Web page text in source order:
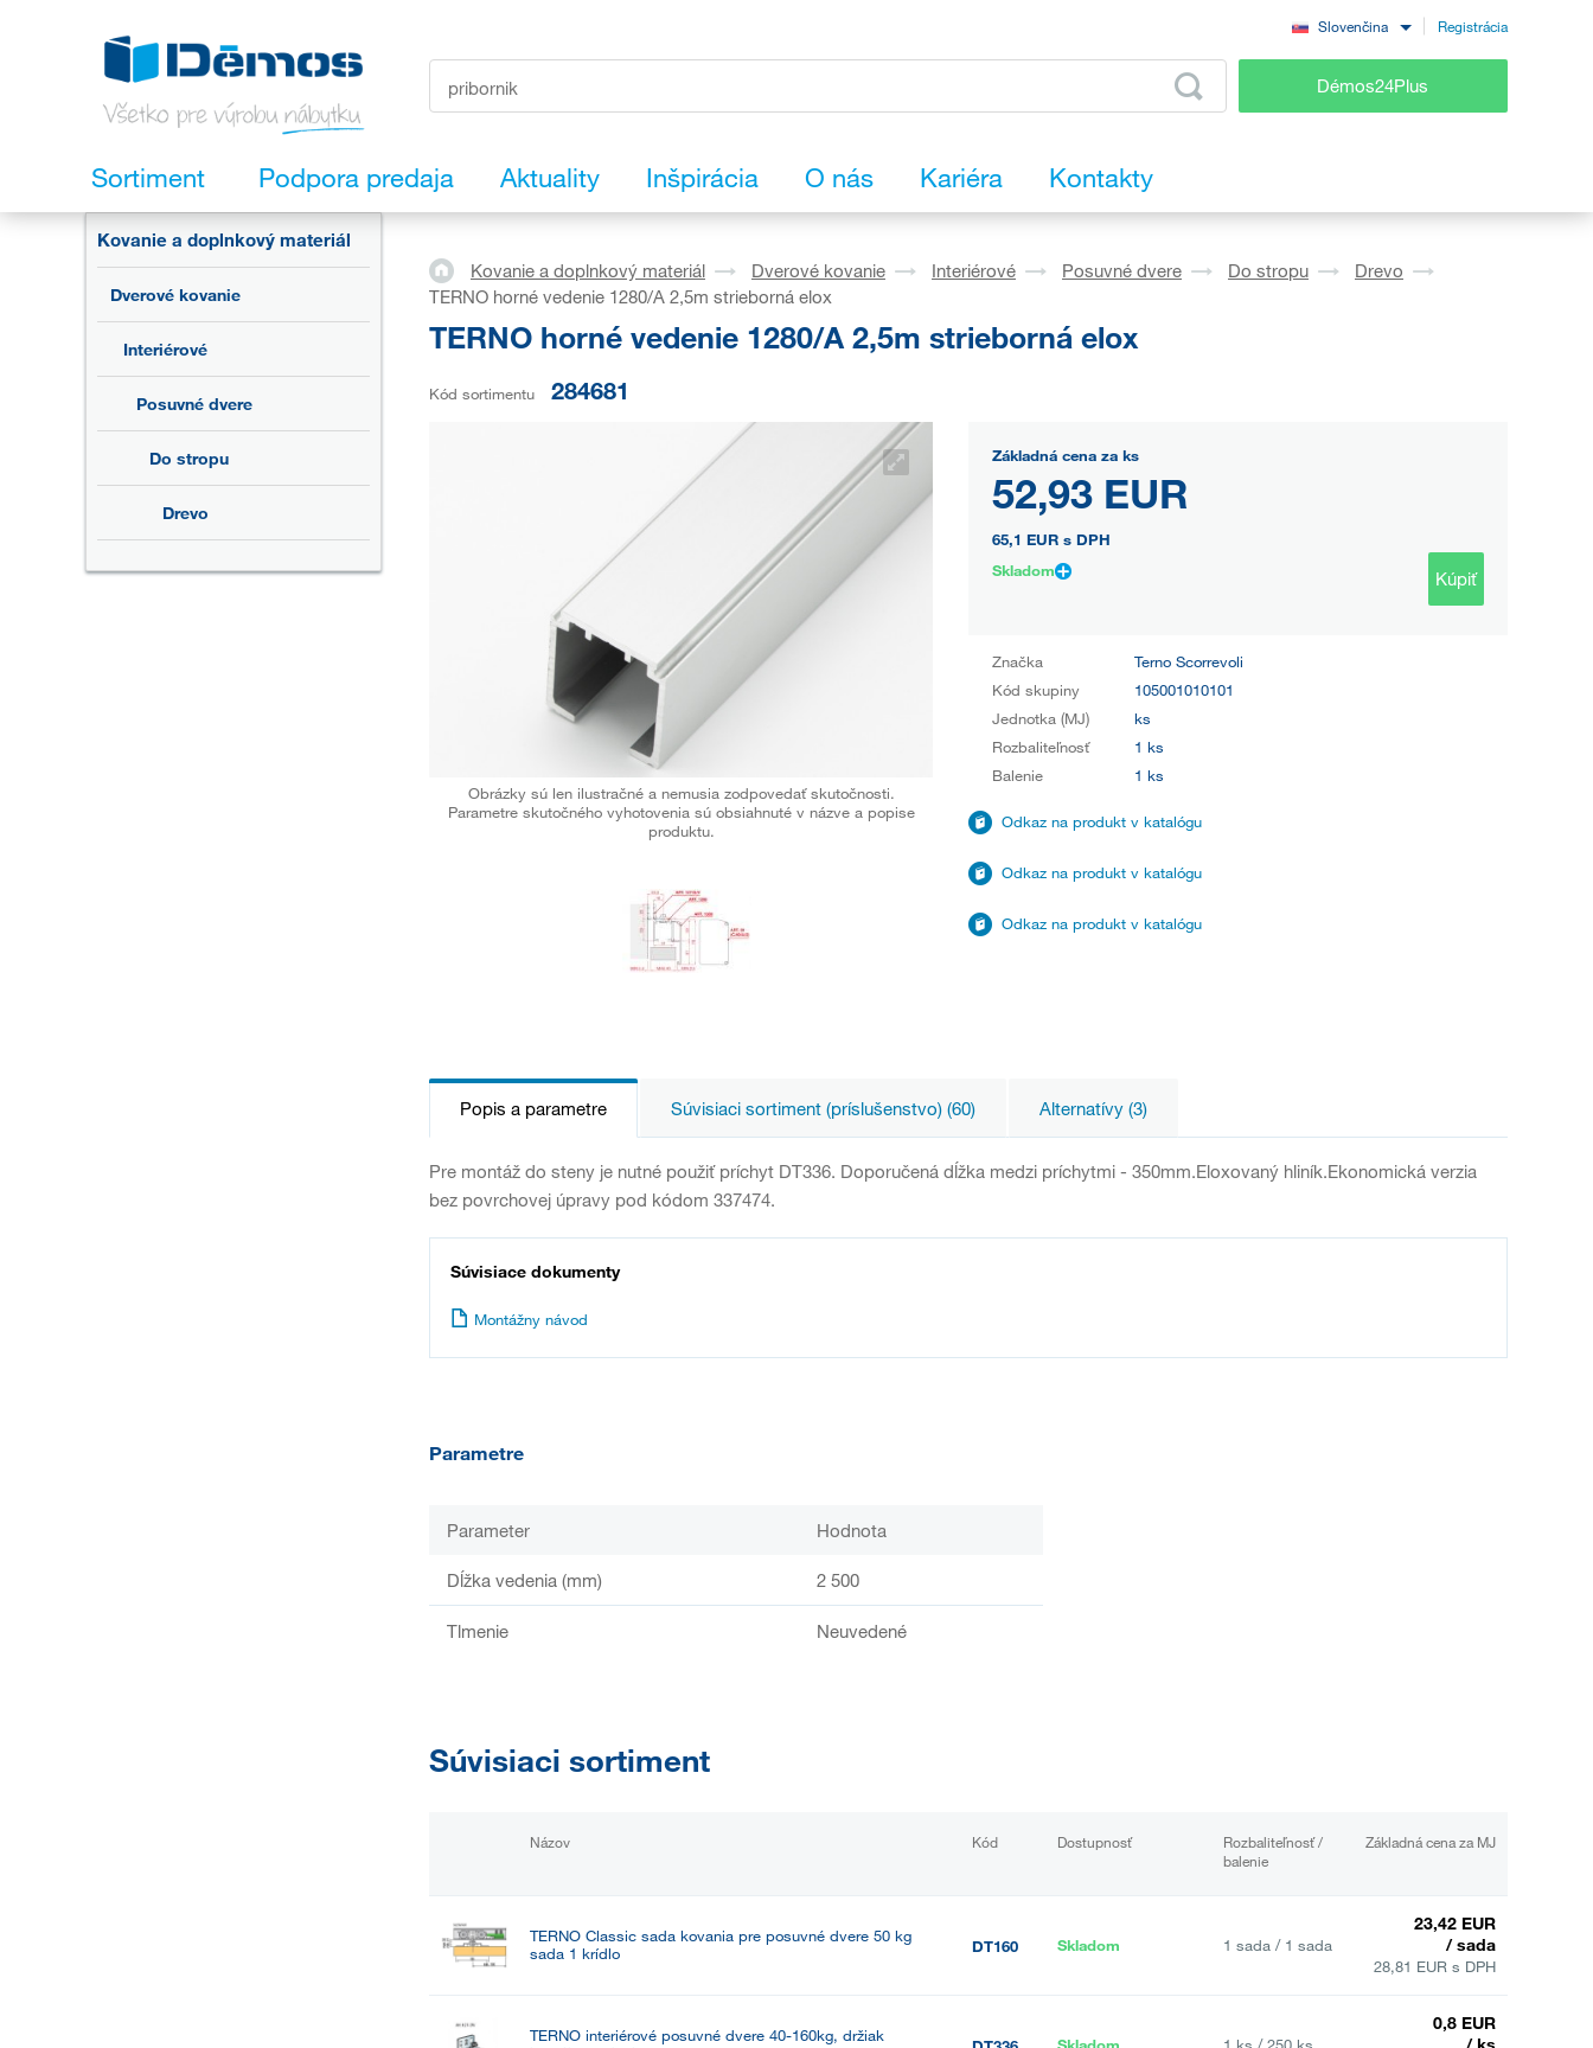
Slovenčina Registrácia
Démos24Plus
Sortiment Podpora predaja Aktuality Inšpirácia O nás Kariéra Kontakty
Kovanie a doplnkový materiál
Dverové kovanie
Interiérové
Posuvné dvere
Do stropu
Drevo
Kovanie a doplnkový materiál Dverové kovanie Interiérové Posuvné dvere Do stropu
Drevo
TERNO horné vedenie 1280/A 2,5m strieborná elox
TERNO horné vedenie 1280/A 2,5m strieborná elox
Kód sortimentu 284681
Obrázky sú len ilustračné a nemusia zodpovedať skutočnosti.
Parametre skutočného vyhotovenia sú obsiahnuté v názve a popise
produktu.
Základná cena za ks
52,93 EUR
65,1 EUR s DPH
Skladom
Kúpiť
Značka
Terno Scorrevoli
Kód skupiny
105001010101
Jednotka (MJ)
ks
Rozbaliteľnosť
1 ks
Balenie
1 ks
Odkaz na produkt v katalógu
Odkaz na produkt v katalógu
Odkaz na produkt v katalógu
Popis a parametre Súvisiaci sortiment (príslušenstvo) (60) Alternatívy (3)
Pre montáž do steny je nutné použiť príchyt DT336. Doporučená dĺžka medzi príchytmi - 350mm.Eloxovaný hliník.Ekonomická verzia
bez povrchovej úpravy pod kódom 337474.
Súvisiace dokumenty
Montážny návod
Parametre
Parameter Hodnota
Dĺžka vedenia (mm) 2 500
Tlmenie Neuvedené
Súvisiaci sortiment
Názov Kód Dostupnosť
Rozbaliteľnosť /
balenie
Základná cena za MJ
TERNO Classic sada kovania pre posuvné dvere 50 kg
sada 1 krídlo
DT160 Skladom 1 sada / 1 sada
23,42 EUR
/ sada
28,81 EUR s DPH
TERNO interiérové posuvné dvere 40-160kg, držiak
Skladom 1 ks / 250 ks
0,8 EUR
/ ks